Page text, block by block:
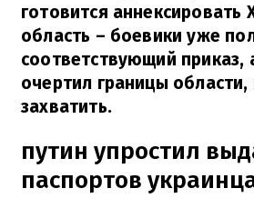
готовится аннексировать
область – боевики уже
соответствующий приказ,
очертил границы
захватить.
путин упростил
паспортов